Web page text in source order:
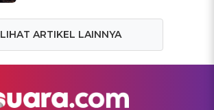
LIHAT ARTIKEL LAINNYA